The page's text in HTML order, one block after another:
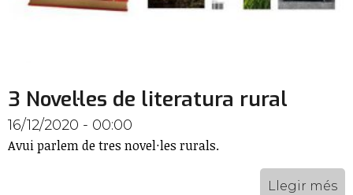
3 Novel·les de literatura rural
16/12/2020 - 00:00
Avui parlem de tres novel·les rurals.
Llegir més